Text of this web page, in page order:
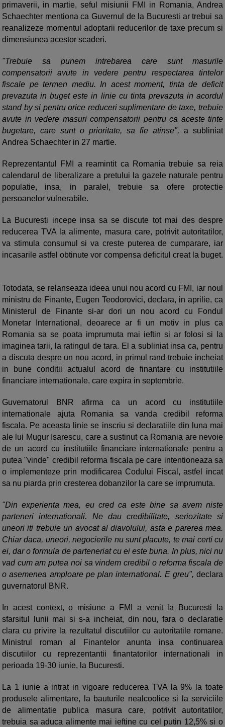
primaverii, in martie, seful misiunii FMI in Romania, Andrea
Schaechter mentiona ca Guvernul de la Bucuresti ar trebui sa
reanalizeze momentul adoptarii reducerilor de taxe precum si
dimensiunea acestor scaderi.
"Trebuie sa punem intrebarea care sunt masurile
compensatorii avute in vedere pentru respectarea tintelor
fiscale pe termen mediu. In acest moment, tinta de deficit
prevazuta in buget este in linie cu tinta prevazuta in acordul
stand by si pentru orice reduceri suplimentare de taxe, trebuie
avute in vedere masuri compensatorii pentru ca aceste tinte
bugetare, care sunt o prioritate, sa fie atinse", a subliniat
Andrea Schaechter in 27 martie.
Reprezentantul FMI a reamintit ca Romania trebuie sa reia
calendarul de liberalizare a pretului la gazele naturale pentru
populatie, insa, in paralel, trebuie sa ofere protectie
persoanelor vulnerabile.
La Bucuresti incepe insa sa se discute tot mai des despre
reducerea TVA la alimente, masura care, potrivit autoritatilor,
va stimula consumul si va creste puterea de cumparare, iar
incasarile astfel obtinute vor compensa deficitul creat la buget.
Totodata, se relanseaza ideea unui nou acord cu FMI, iar noul
ministru de Finante, Eugen Teodorovici, declara, in aprilie, ca
Ministerul de Finante si-ar dori un nou acord cu Fondul
Monetar International, deoarece ar fi un motiv in plus ca
Romania sa se poata imprumuta mai ieftin si ar folosi si la
imaginea tarii, la ratingul de tara. El a subliniat insa ca, pentru
a discuta despre un nou acord, in primul rand trebuie incheiat
in bune conditii actualul acord de finantare cu institutiile
financiare internationale, care expira in septembrie.
Guvernatorul BNR afirma ca un acord cu institutiile
internationale ajuta Romania sa vanda credibil reforma
fiscala. Pe aceasta linie se inscriu si declaratiile din luna mai
ale lui Mugur Isarescu, care a sustinut ca Romania are nevoie
de un acord cu institutiile financiare internationale pentru a
putea "vinde" credibil reforma fiscala pe care intentioneaza sa
o implementeze prin modificarea Codului Fiscal, astfel incat
sa nu piarda prin cresterea dobanzilor la care se imprumuta.
"Din experienta mea, eu cred ca este bine sa avem niste
parteneri internationali. Ne dau credibilitate, seriozitate si
uneori iti trebuie un avocat al diavolului, asta e parerea mea.
Chiar daca, uneori, negocierile nu sunt placute, te mai certi cu
ei, dar o formula de parteneriat cu ei este buna. In plus, nici nu
vad cum am putea noi sa vindem credibil o reforma fiscala de
o asemenea amploare pe plan international. E greu", declara
guvernatorul BNR.
In acest context, o misiune a FMI a venit la Bucuresti la
sfarsitul lunii mai si s-a incheiat, din nou, fara o declaratie
clara cu privire la rezultatul discutiilor cu autoritatile romane.
Ministrul roman al Finantelor anunta insa continuarea
discutiilor cu reprezentantii finantatorilor internationali in
perioada 19-30 iunie, la Bucuresti.
La 1 iunie a intrat in vigoare reducerea TVA la 9% la toate
produsele alimentare, la bauturile nealcoolice si la serviciile
de alimentatie publica masura care, potrivit autoritatilor,
trebuia sa aduca alimente mai ieftine cu cel putin 12,5% si o